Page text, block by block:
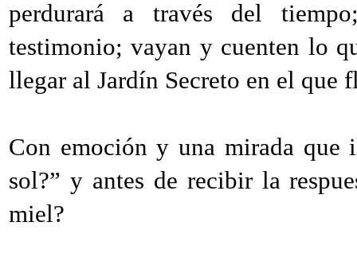
perdurará a través del
testimonio; vayan y cuenten lo
llegar al Jardín Secreto en el que
Con emoción y una mirada que
sol?” y antes de recibir la
miel?